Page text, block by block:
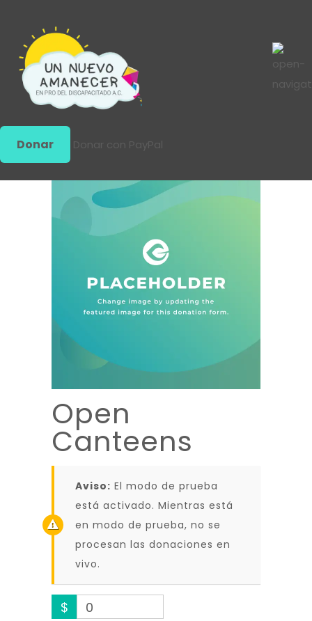
Donar Donar con PayPal
Open
Canteens
Aviso: El modo de prueba
está activado. Mientras está
en modo de prueba, no se
procesan las donaciones en
vivo.
$ 0